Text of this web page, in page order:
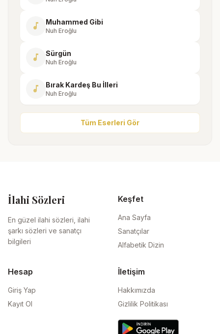
music_note Muhammed Gibi
Nuh Eroğlu
music_note Sürgün
Nuh Eroğlu
music_note Bırak Kardeş Bu İlleri
Nuh Eroğlu
Tüm Eserleri Gör
İlahi Sözleri
En güzel ilahi sözleri, ilahi
şarkı sözleri ve sanatçı
bilgileri
Keşfet
Ana Sayfa
Sanatçılar
Alfabetik Dizin
Hesap
Giriş Yap
Kayıt Ol
İletişim
Hakkımızda
Gizlilik Politikası